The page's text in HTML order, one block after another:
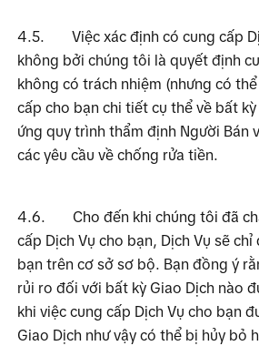
4.5.
Việc xác định có cung cấp
không bởi chúng tôi là quyết định
không có trách nhiệm (nhưng có
cấp cho bạn chi tiết cụ thể về bất
ứng quy trình thẩm định Người Bán
các yêu cầu về chống rửa tiền.
4.6.
Cho đến khi chúng tôi đã
cấp Dịch Vụ cho bạn, Dịch Vụ sẽ
bạn trên cơ sở sơ bộ. Bạn đồng ý
rủi ro đối với bất kỳ Giao Dịch nào
khi việc cung cấp Dịch Vụ cho bạn
Giao Dịch như vậy có thể bị hủy bỏ